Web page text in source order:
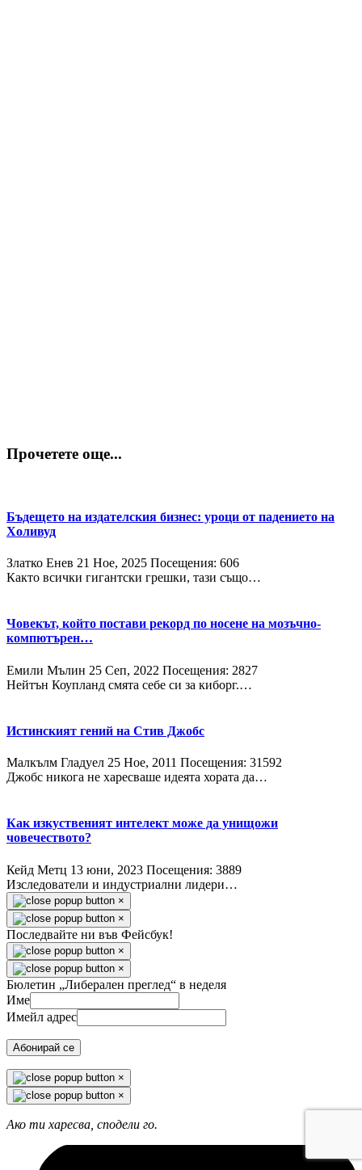
Прочетете още...
Бъдещето на издателския бизнес: уроци от падението на
Холивуд
Златко Енев 21 Ное, 2025 Посещения: 606
Както всички гигантски грешки, тази също…
Човекът, който постави рекорд по носене на мозъчно-
компютърен…
Емили Мълин 25 Сeп, 2022 Посещения: 2827
Нейтън Коупланд смята себе си за киборг.…
Истинският гений на Стив Джобс
Малкълм Гладуел 25 Ное, 2011 Посещения: 31592
Джобс никога не харесваше идеята хората да…
Как изкуственият интелект може да унищожи
човечеството?
Кейд Метц 13 юни, 2023 Посещения: 3889
Изследователи и индустриални лидери…
×
×
Последвайте ни във Фейсбук!
×
×
Бюлетин „Либерален преглед“ в неделя
Име
Имейл адрес
Абонирай се
×
×
Ако ти харесва, сподели го.